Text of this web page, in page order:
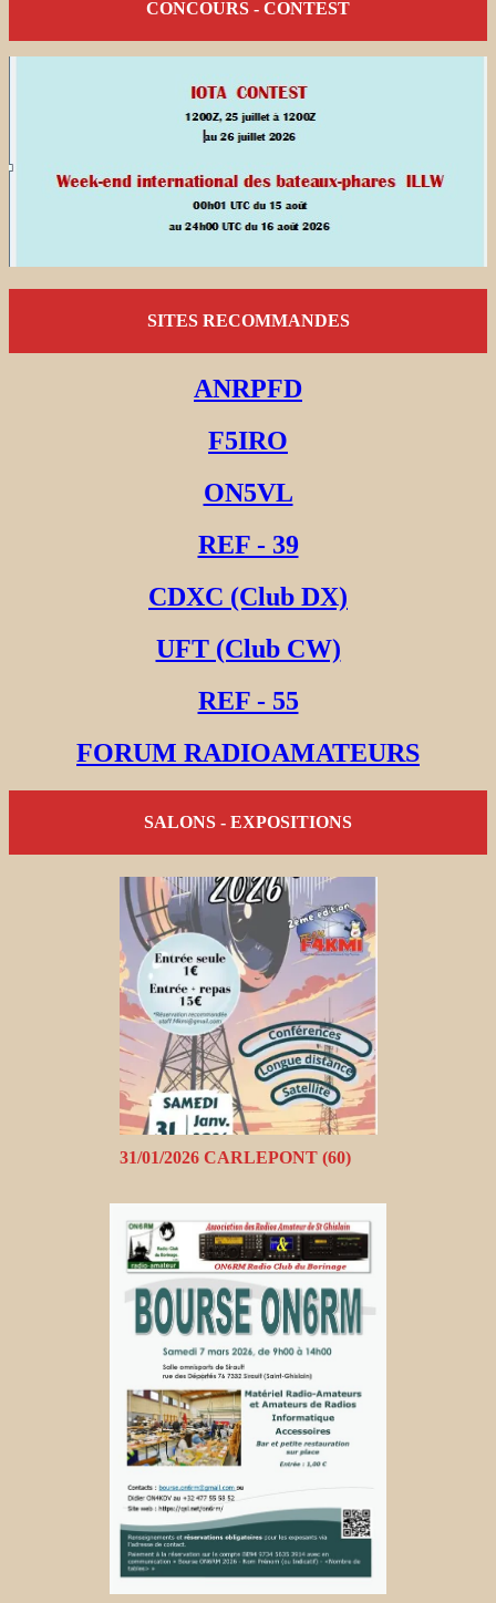
CONCOURS - CONTEST
SITES RECOMMANDES
ANRPFD
F5IRO
ON5VL
REF - 39
CDXC (Club DX)
UFT (Club CW)
REF - 55
FORUM RADIOAMATEURS
SALONS - EXPOSITIONS
31/01/2026 CARLEPONT (60)